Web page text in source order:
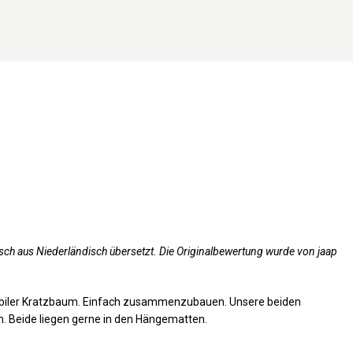
aus Niederländisch übersetzt. Die Originalbewertung wurde von jaap
Kratzbaum. Einfach zusammenzubauen. Unsere beiden
Beide liegen gerne in den Hängematten.